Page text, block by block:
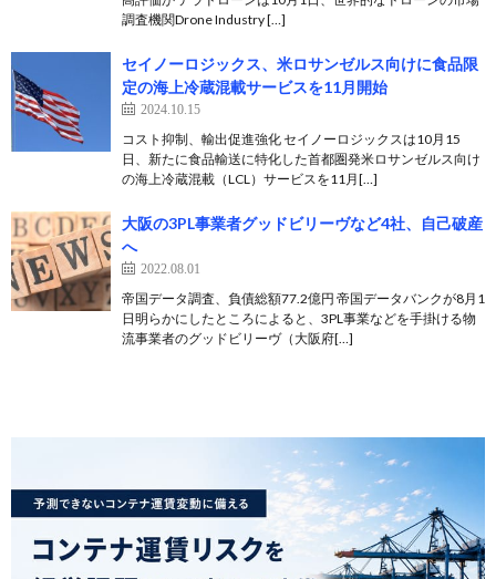
調査機関Drone Industry […]
セイノーロジックス、米ロサンゼルス向けに食品限
定の海上冷蔵混載サービスを11月開始
2024.10.15
コスト抑制、輸出促進強化 セイノーロジックスは10月15
日、新たに食品輸送に特化した首都圏発米ロサンゼルス向け
の海上冷蔵混載（LCL）サービスを11月[…]
大阪の3PL事業者グッドビリーヴなど4社、自己破産
へ
2022.08.01
帝国データ調査、負債総額77.2億円 帝国データバンクが8月1
日明らかにしたところによると、3PL事業などを手掛ける物
流事業者のグッドビリーヴ（大阪府[…]